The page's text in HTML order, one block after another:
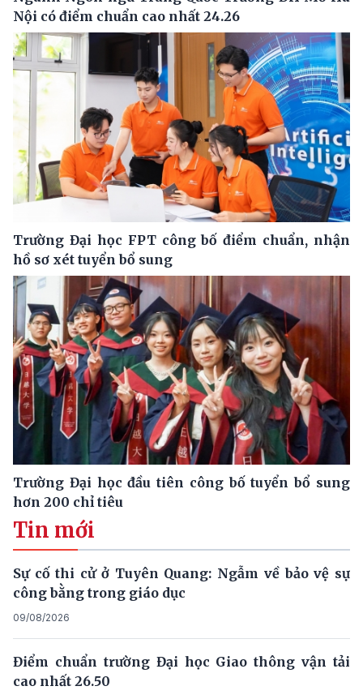
Nội có điểm chuẩn cao nhất 24.26
Trường Đại học FPT công bố điểm chuẩn, nhận
hồ sơ xét tuyển bổ sung
Trường Đại học đầu tiên công bố tuyển bổ sung
hơn 200 chỉ tiêu
Tin mới
Sự cố thi cử ở Tuyên Quang: Ngẫm về bảo vệ sự
công bằng trong giáo dục
09/08/2026
Điểm chuẩn trường Đại học Giao thông vận tải
cao nhất 26.50